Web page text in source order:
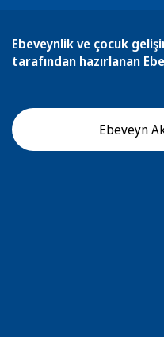
Ebeveynlik ve çocuk
tarafından hazırlanan
Ebeveyn